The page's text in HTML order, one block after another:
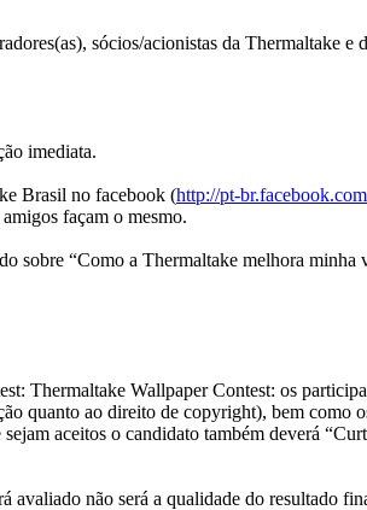
sócios/acionistas da Thermaltake e
imediata.
Brasil no facebook (http://pt-
façam o mesmo.
sobre “Como a Thermaltake melhora minha
Thermaltake Wallpaper Contest: os
quanto ao direito de copyright), bem
aceitos o candidato também deverá
avaliado não será a qualidade do resultado